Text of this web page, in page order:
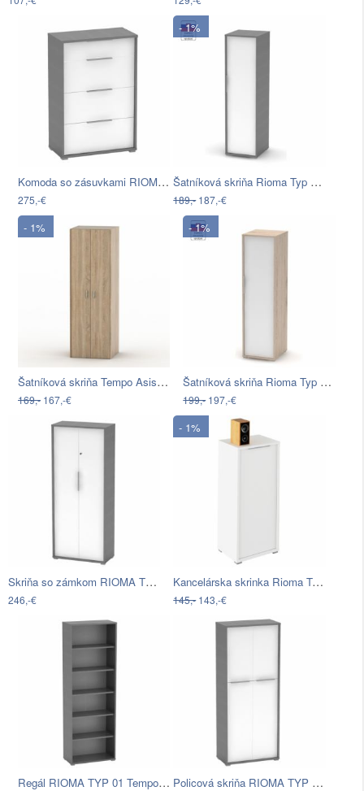
Komoda so zásuvkami RIOMA TYP 22 Tempo…
275,-€
- 1%
Šatníková skriňa Rioma Typ 20 - grafit …
189,-187,-€
- 1%
Šatníková skriňa Tempo Asistent New 5…
169,- 167,-€
- 1%
Šatníková skriňa Rioma Typ 20 - san…
199,-197,-€
Skriňa so zámkom RIOMA TYP 31 Tempo…
246,-€
- 1%
Kancelárska skrinka Rioma Typ 10 - biela
145,-143,-€
Regál RIOMA TYP 01 Tempo Kondela Grafit Policová skriňa RIOMA TYP 07 Tempo…